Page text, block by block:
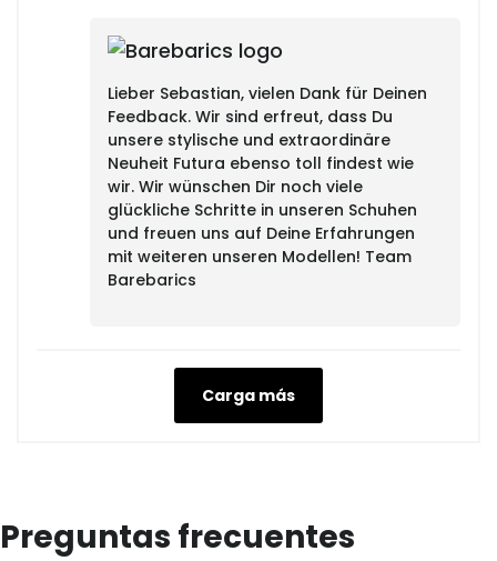
Lieber Sebastian, vielen Dank für Deinen
Feedback. Wir sind erfreut, dass Du
unsere stylische und extraordinäre
Neuheit Futura ebenso toll findest wie
wir. Wir wünschen Dir noch viele
glückliche Schritte in unseren Schuhen
und freuen uns auf Deine Erfahrungen
mit weiteren unseren Modellen! Team
Barebarics
Carga más
Preguntas frecuentes